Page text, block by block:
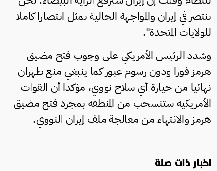
ننتصر في إيران والمواجهة الحالية تمثل انتصارا كاملا
للولايات المتحدة".
وشدد الرئيس الأمريكي على وجوب فتح مضيق
هرمز فورا ودون رسوم عبور كما ينبغي منع طهران
نهائيا من حيازة أي سلاح نووي، مؤكدا أن القوات
الأمريكية ستنسحب من المنطقة بمجرد فتح مضيق
هرمز والانتهاء من معالجة ملف إيران النووي.
اخبار ذات صلة